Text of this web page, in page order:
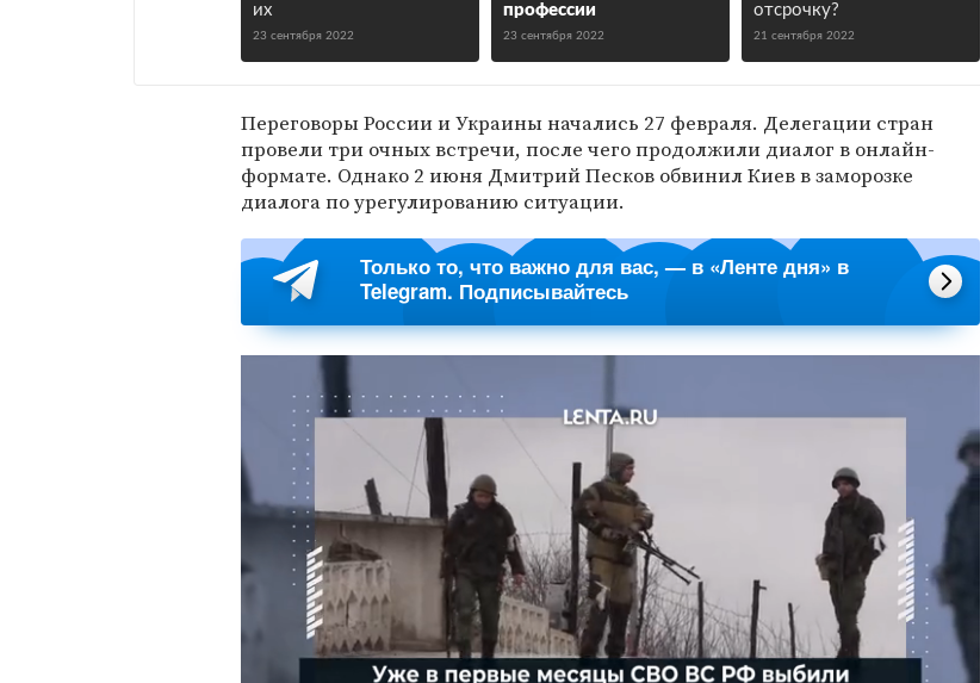
их
23 сентября 2022
профессии
23 сентября 2022
отсрочку?
21 сентября 2022
Переговоры России и Украины начались 27 февраля. Делегации стран
провели три очных встречи, после чего продолжили диалог в онлайн-
формате. Однако 2 июня Дмитрий Песков обвинил Киев в заморозке
диалога по урегулированию ситуации.
Только то, что важно для вас, — в «Ленте дня» в
Telegram. Подписывайтесь